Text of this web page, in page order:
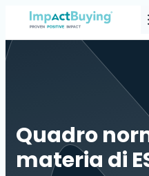
content
Quadro
materia di